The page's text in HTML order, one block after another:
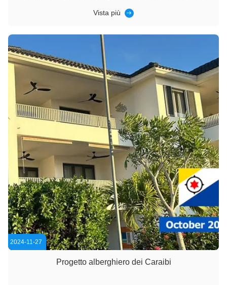
ventilatori di soffitto 1stShine sono la soluzione perfetta per
Vista più
2024-11-27
Progetto alberghiero dei Caraibi